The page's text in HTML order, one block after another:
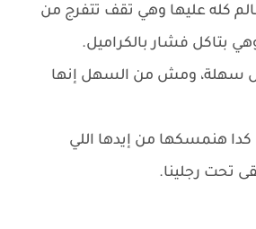
كله عليها وهي تقف تتفرج من
بتاكل فشار بالكراميل.
ومش من السهل إنها
هنمسكها من إيدها اللي
تحت رجلينا.